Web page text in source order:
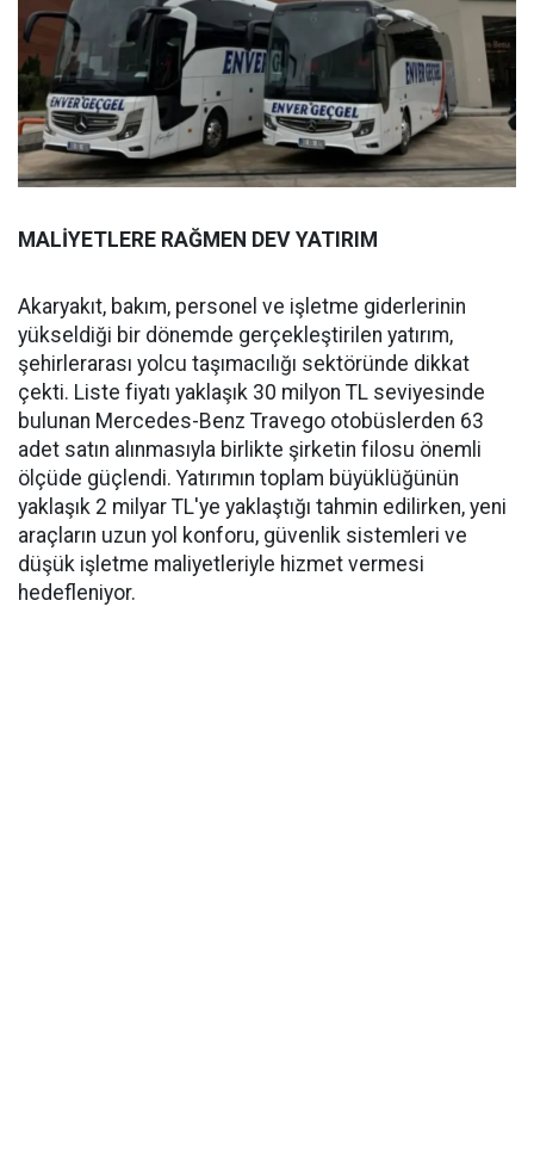
MALİYETLERE RAĞMEN DEV YATIRIM
Akaryakıt, bakım, personel ve işletme giderlerinin
yükseldiği bir dönemde gerçekleştirilen yatırım,
şehirlerarası yolcu taşımacılığı sektöründe dikkat
çekti. Liste fiyatı yaklaşık 30 milyon TL seviyesinde
bulunan Mercedes-Benz Travego otobüslerden 63
adet satın alınmasıyla birlikte şirketin filosu önemli
ölçüde güçlendi. Yatırımın toplam büyüklüğünün
yaklaşık 2 milyar TL'ye yaklaştığı tahmin edilirken, yeni
araçların uzun yol konforu, güvenlik sistemleri ve
düşük işletme maliyetleriyle hizmet vermesi
hedefleniyor.